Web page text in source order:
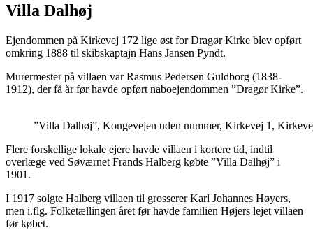
Villa Dalhøj
Ejendommen på Kirkevej 172 lige øst for Dragør Kirke blev opført
omkring 1888 til skibskaptajn Hans Jansen Pyndt.
Murermester på villaen var Rasmus Pedersen Guldborg (1838-
1912), der få år før havde opført naboejendommen ”Dragør Kirke”.
”Villa Dalhøj”, Kongevejen uden nummer, Kirkevej 1,
Flere forskellige lokale ejere havde villaen i kortere tid, indtil
overlæge ved Søværnet Frands Halberg købte ”Villa Dalhøj” i
1901.
I 1917 solgte Halberg villaen til grosserer Karl Johannes Høyers,
men i.flg. Folketællingen året før havde familien Højers lejet villaen
før købet.